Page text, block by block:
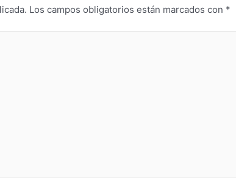
Los campos obligatorios están marcados con *